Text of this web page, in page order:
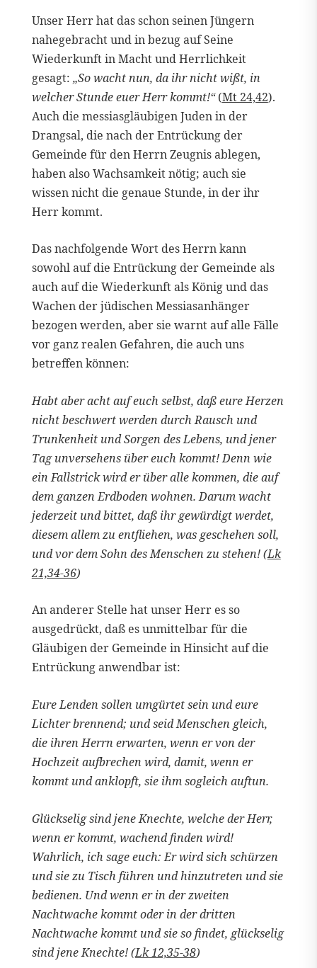
Unser Herr hat das schon seinen Jüngern
nahegebracht und in bezug auf Seine
Wiederkunft in Macht und Herrlichkeit
gesagt: „So wacht nun, da ihr nicht wißt, in
welcher Stunde euer Herr kommt!“(Mt 24,42).
Auch die messiasgläubigen Juden in der
Drangsal, die nach der Entrückung der
Gemeinde für den Herrn Zeugnis ablegen,
haben also Wachsamkeit nötig; auch sie
wissen nicht die genaue Stunde, in der ihr
Herr kommt.
Das nachfolgende Wort des Herrn kann
sowohl auf die Entrückung der Gemeinde als
auch auf die Wiederkunft als König und das
Wachen der jüdischen Messiasanhänger
bezogen werden, aber sie warnt auf alle Fälle
vor ganz realen Gefahren, die auch uns
betreffen können:
Habt aber acht auf euch selbst, daß eure Herzen
nicht beschwert werden durch Rausch und
Trunkenheit und Sorgen des Lebens, und jener
Tag unversehens über euch kommt! Denn wie
ein Fallstrick wird er über alle kommen, die auf
dem ganzen Erdboden wohnen. Darum wacht
jederzeit und bittet, daß ihr gewürdigt werdet,
diesem allem zu entfliehen, was geschehen soll,
und vor dem Sohn des Menschen zu stehen! (Lk
21,34-36)
An anderer Stelle hat unser Herr es so
ausgedrückt, daß es unmittelbar für die
Gläubigen der Gemeinde in Hinsicht auf die
Entrückung anwendbar ist:
Eure Lenden sollen umgürtet sein und eure
Lichter brennend; und seid Menschen gleich,
die ihren Herrn erwarten, wenn er von der
Hochzeit aufbrechen wird, damit, wenn er
kommt und anklopft, sie ihm sogleich auftun.
Glückselig sind jene Knechte, welche der Herr,
wenn er kommt, wachend finden wird!
Wahrlich, ich sage euch: Er wird sich schürzen
und sie zu Tisch führen und hinzutreten und sie
bedienen. Und wenn er in der zweiten
Nachtwache kommt oder in der dritten
Nachtwache kommt und sie so findet, glückselig
sind jene Knechte! (Lk 12,35-38)